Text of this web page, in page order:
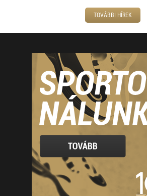
TOVÁBBI HÍREK